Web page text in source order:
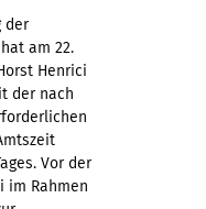
der
am 22.
Henrici
der nach
Vor der
im Rahmen